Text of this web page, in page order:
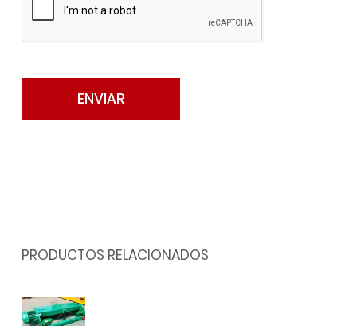
PRODUCTOS RELACIONADOS